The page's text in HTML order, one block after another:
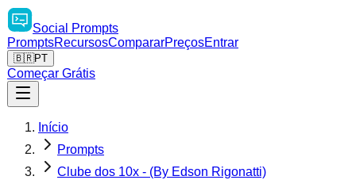
Social
Prompts
PromptsRecursosCompararPreçosEntrar
🇧🇷PT
Começar Grátis
Início
Prompts
Clube dos 10x - (By Edson Rigonatti)